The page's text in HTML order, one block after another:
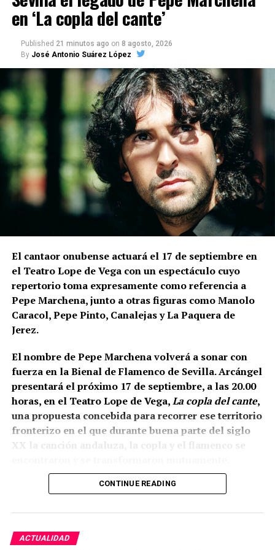
en ‘La copla del cante’
Published 21 minutos ago on 8 agosto, 2026
By José Antonio Suárez López
El cantaor onubense actuará el 17 de septiembre en
el Teatro Lope de Vega con un espectáculo cuyo
repertorio toma expresamente como referencia a
Pepe Marchena, junto a otras figuras como Manolo
Caracol, Pepe Pinto, Canalejas y La Paquera de
Jerez.
El nombre de Pepe Marchena volverá a sonar con
fuerza en la Bienal de Flamenco de Sevilla. Arcángel
presentará el próximo 17 de septiembre, a las 20.00
horas, en el Teatro Lope de Vega,La copla del cante,
una propuesta concebida para recorrer ese territorio
fronterizo en el que durante buena parte del siglo
XX la canción andaluza, la copla y el flamenco se
La propia organización ha definido el espectáculo
entre flamenco y copla, pero existe un dato
especialmente relevante para Marchena: el
repertorio está inspirado expresamente en
CONTINUE READING
ACTUALIDAD